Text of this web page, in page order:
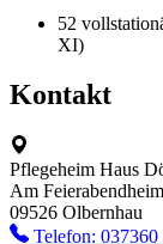
52
XI)
Kontakt
Pflegeheim Haus
Am
09526 Olbernhau
Telefon: 037360